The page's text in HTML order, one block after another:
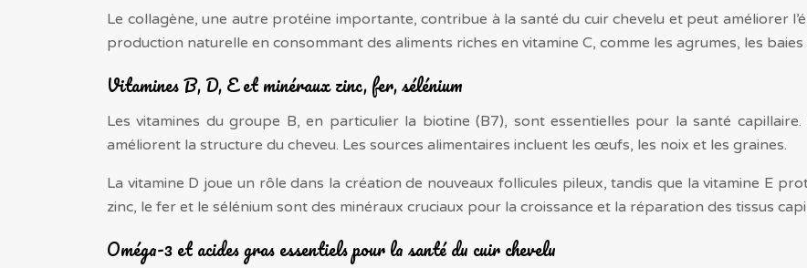
Le collagène, une autre protéine importante, contribue à la santé du cuir chevelu et peut améliorer
production naturelle en consommant des aliments riches en vitamine C, comme les agrumes, les
Vitamines B, D, E et minéraux zinc, fer, sélénium
Les vitamines du groupe B, en particulier la biotine (B7), sont essentielles pour la santé
améliorent la structure du cheveu. Les sources alimentaires incluent les œufs, les noix et les graines.
La vitamine D joue un rôle dans la création de nouveaux follicules pileux, tandis que la vitamine E
zinc, le fer et le sélénium sont des minéraux cruciaux pour la croissance et la réparation des tissus
Oméga-3 et acides gras essentiels pour la santé du cuir chevelu